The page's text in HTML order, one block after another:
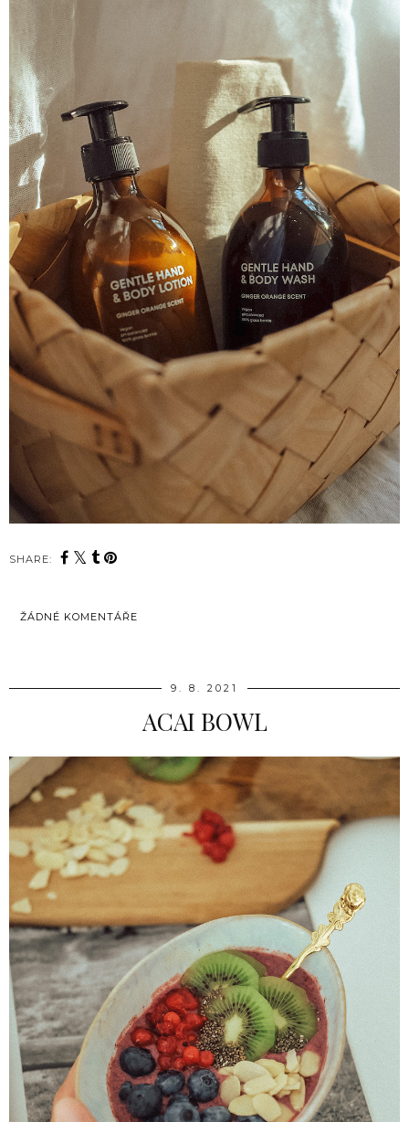
SHARE:
ŽÁDNÉ KOMENTÁŘE
9. 8. 2021
ACAI BOWL